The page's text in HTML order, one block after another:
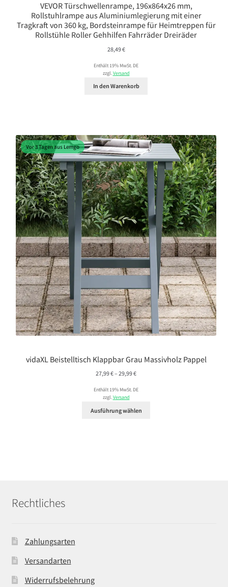
VEVOR Türschwellenrampe, 196x864x26 mm,
Rollstuhlrampe aus Aluminiumlegierung mit einer
Tragkraft von 360 kg, Bordsteinrampe für Heimtreppen für
Rollstühle Roller Gehhilfen Fahrräder Dreiräder
28,49€
Enthält 19% MwSt. DE
zzgl.Versand
In den Warenkorb
Vor 3 Tagen aus Lemgo
vidaXL Beistelltisch Klappbar Grau Massivholz Pappel
27,99€– 29,99€Preisspanne:
bis
Enthält 19% MwSt. DE
zzgl.Versand
Ausführung wählen
Rechtliches
Zahlungsarten
Versandarten
Widerrufsbelehrung